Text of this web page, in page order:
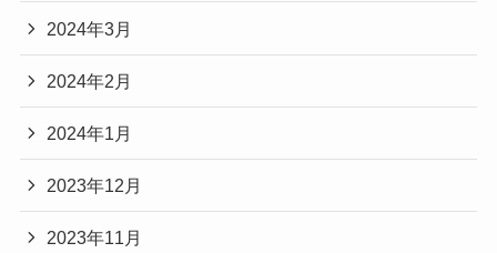
2024年3月
2024年2月
2024年1月
2023年12月
2023年11月